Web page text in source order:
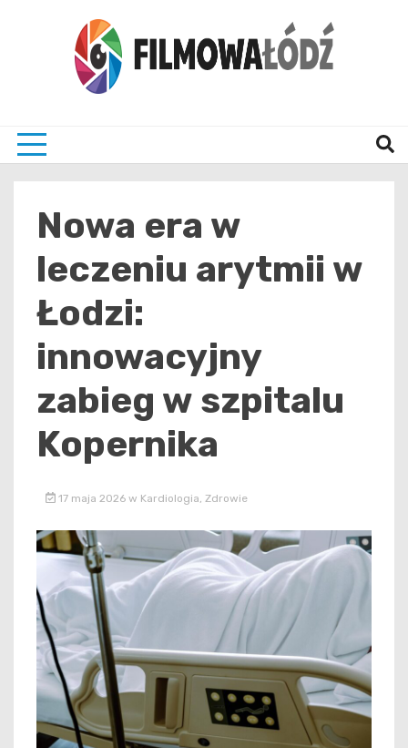
Nowa era w
leczeniu arytmii w
Łodzi:
innowacyjny
zabieg w szpitalu
Kopernika
17 maja 2026 w Kardiologia Zdrowie